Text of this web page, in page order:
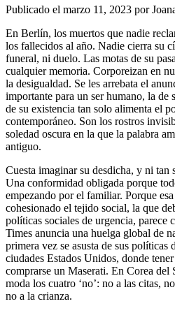
Publicado el marzo 11, 2023 por
En Berlín, los muertos que nadie
los fallecidos al año. Nadie cierra su
funeral, ni duelo. Las motas de su
cualquier memoria. Corporeizan en
la desigualdad. Se les arrebata el
importante para un ser humano, la de
de su existencia tan solo alimenta el
contemporáneo. Son los rostros
soledad oscura en la que la palabra
antiguo.
Cuesta imaginar su desdicha, y ni tan
Una conformidad obligada porque
empezando por el familiar. Porque
cohesionado el tejido social, la que
políticas sociales de urgencia, parece
Times anuncia una huelga global de
primera vez se asusta de sus políticas
ciudades Estados Unidos, donde
comprarse un Maserati. En Corea del
moda los cuatro ‘no’: no a las citas,
no a la crianza.